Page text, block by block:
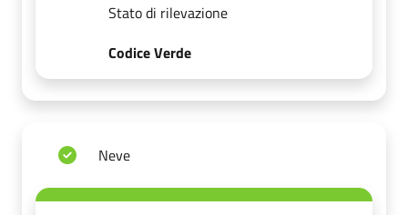
Stato di rilevazione
Codice Verde
Neve